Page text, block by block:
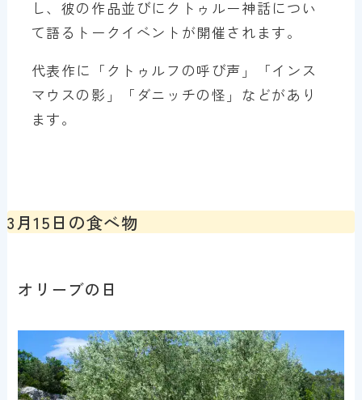
し、彼の作品並びにクトゥルー神話につい
て語るトークイベントが開催されます。
代表作に「クトゥルフの呼び声」「インス
マウスの影」「ダニッチの怪」などがあり
ます。
3月15日の食べ物
オリーブの日